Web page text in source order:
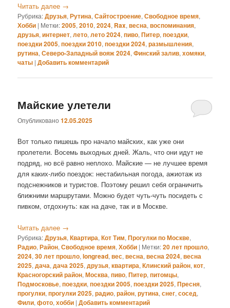
Читать далее →
Рубрика:Друзья,Рутина,Сайтостроение,Свободное время,
Хобби | Метки:2005,2010,2024, Rax,весна,воспоминания,
друзья,интернет,лето,лето 2024,пиво,Питер,поездки,
поездки 2005,поездки 2010,поездки 2024,размышления,
рутина,Северо-Западный вояж 2024,Финский залив,хомяки,
чаты |Добавить комментарий
Майские улетели
Опубликовано12.05.2025
Вот только пишешь про начало майских, как уже они
пролетели. Восемь выходных дней. Жаль, что они идут не
подряд, но всё равно неплохо. Майские — не лучшее время
для каких-либо поездок: нестабильная погода, ажиотаж из
подснежников и туристов. Поэтому решил себя ограничить
ближними маршрутами. Можно будет чуть-чуть посидеть с
пивком, отдохнуть: как на даче, так и в Москве.
Читать далее →
Рубрика:Друзья,Квартира,Кот Тим,Прогулки по Москве,
Радио,Район,Свободное время,Хобби | Метки:20 лет прошло,
2024,30 лет прошло,longread,вес,весна,весна 2024,весна
2025,дача,дача 2025,друзья,квартира,Клинский район,кот,
Красногорский район,Москва,пиво,Питер,питомцы,
Подмосковье,поездки,поездки 2005,поездки 2025,Пресня,
прогулки,прогулки 2025,радио,район,рутина,снег,сосед,
Фили,фото,хобби |Добавить комментарий